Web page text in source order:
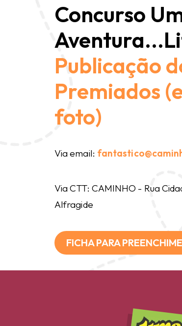
Concurso
Publicação
Premiados
foto)
Via email:
Via CTT: CAMINHO - Rua
Alfragide
FICHA PARA